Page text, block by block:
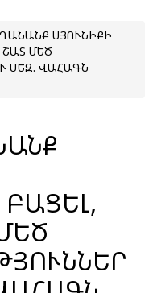
ՍՅՈՒՆԻՔԻ
ՄԵԾ
ՄԵԶ. ՎԱՀԱԳՆ